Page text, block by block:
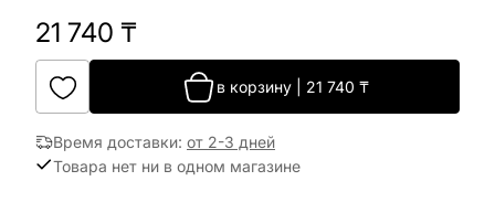
21 740 ₸
в корзину| 21 740 ₸
Время доставки: от 2-3 дней
Товара нет ни в одном магазине